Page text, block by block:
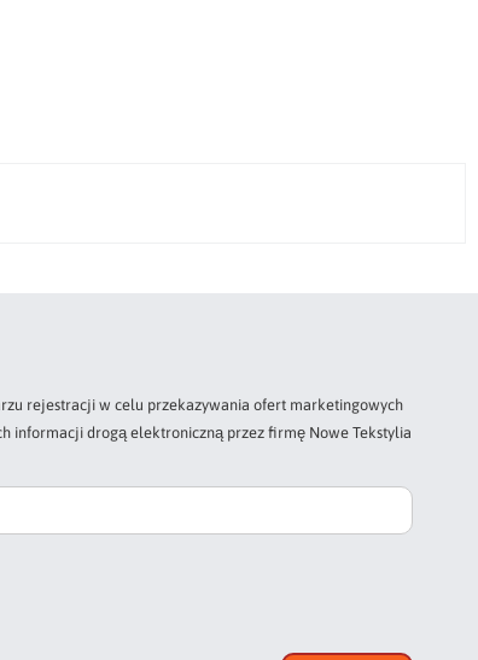
rejestracji w celu przekazywania ofert marketingowych
informacji drogą elektroniczną przez firmę Nowe Tekstylia